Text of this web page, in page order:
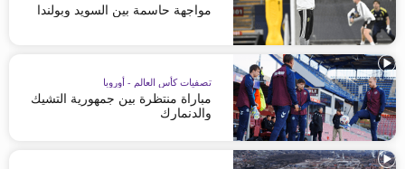
مواجهة حاسمة بين السويد وبولندا
تصفيات كأس العالم - أوروبا
مباراة منتظرة بين جمهورية التشيك
والدنمارك